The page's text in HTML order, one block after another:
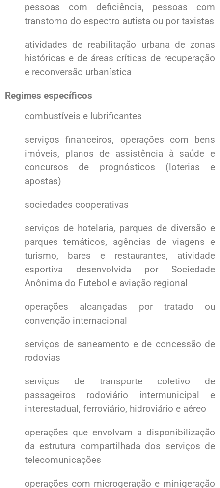
pessoas com deficiência, pessoas com
transtorno do espectro autista ou por taxistas
atividades de reabilitação urbana de zonas
históricas e de áreas críticas de recuperação
e reconversão urbanística
Regimes específicos
combustíveis e lubrificantes
serviços financeiros, operações com bens
imóveis, planos de assistência à saúde e
concursos de prognósticos (loterias e
apostas)
sociedades cooperativas
serviços de hotelaria, parques de diversão e
parques temáticos, agências de viagens e
turismo, bares e restaurantes, atividade
esportiva desenvolvida por Sociedade
Anônima do Futebol e aviação regional
operações alcançadas por tratado ou
convenção internacional
serviços de saneamento e de concessão de
rodovias
serviços de transporte coletivo de
passageiros rodoviário intermunicipal e
interestadual, ferroviário, hidroviário e aéreo
operações que envolvam a disponibilização
da estrutura compartilhada dos serviços de
telecomunicações
operações com microgeração e minigeração